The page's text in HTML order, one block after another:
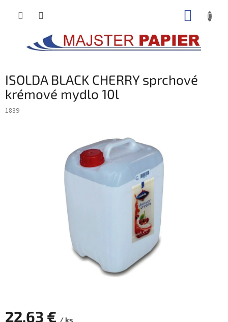
ISOLDA BLACK CHERRY sprchové
krémové mydlo 10l
1839
22,63 € / ks